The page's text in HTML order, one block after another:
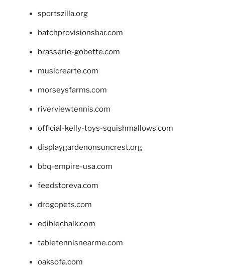
sportszilla.org
batchprovisionsbar.com
brasserie-gobette.com
musicrearte.com
morseysfarms.com
riverviewtennis.com
official-kelly-toys-squishmallows.com
displaygardenonsuncrest.org
bbq-empire-usa.com
feedstoreva.com
drogopets.com
ediblechalk.com
tabletennisnearme.com
oaksofa.com